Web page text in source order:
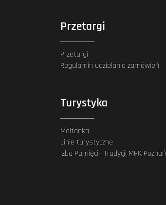
Przetargi
Przetargi
Regulamin udzielania zamówień
Turystyka
Maltanka
Linie turystyczne
Izba Pamięci i Tradycji MPK Poznań